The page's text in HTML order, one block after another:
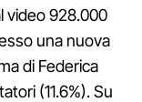
video 928.000
una nuova
di Federica
(11.6%). Su